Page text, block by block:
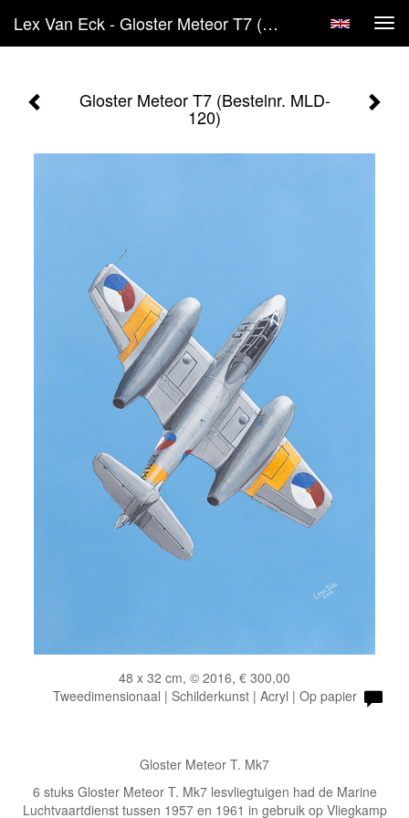
Lex Van Eck - Gloster Meteor T7 (Bestelnr. MLD- 120)
Gloster Meteor T7 (Bestelnr. MLD-
120)
48 x 32 cm, © 2016, € 300,00
Tweedimensionaal | Schilderkunst | Acryl | Op papier
Gloster Meteor T. Mk7
6 stuks Gloster Meteor T. Mk7 lesvliegtuigen had de Marine
Luchtvaartdienst tussen 1957 en 1961 in gebruik op Vliegkamp